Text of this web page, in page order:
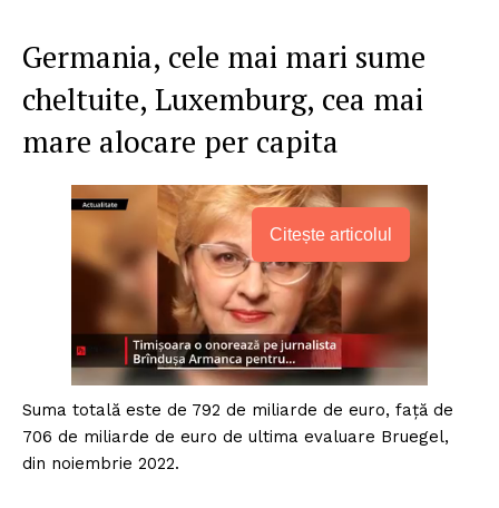
Germania, cele mai mari sume
cheltuite, Luxemburg, cea mai
mare alocare per capita
Citește articolul
Suma totală este de 792 de miliarde de euro, față de
706 de miliarde de euro de ultima evaluare Bruegel,
din noiembrie 2022.